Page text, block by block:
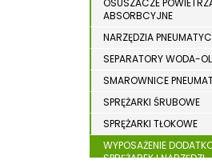
WYPOSAŻENIE
DREWNA
OSUSZACZE
ABSORBCYJNE
NARZĘDZIA
SEPARATORY WODA-
SMAROWNICE
SPRĘŻARKI ŚRUBOWE
SPRĘŻARKI TŁOKOWE
WYPOSAŻENIE
SPRĘŻAREK I NARZĘDZI